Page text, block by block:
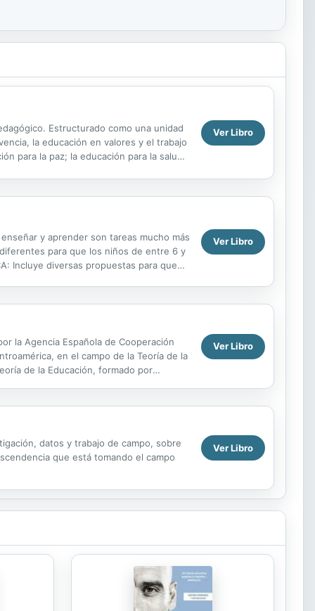
Estructurado como una unidad
la educación en valores y el trabajo
para la paz; la educación para la salud
Ver Libro
y aprender son tareas mucho más
para que los niños de entre 6 y
Incluye diversas propuestas para que
Ver Libro
la Agencia Española de Cooperación
en el campo de la Teoría de la
de la Educación, formado por
Ver Libro
datos y trabajo de campo, sobre
que está tomando el campo
Ver Libro